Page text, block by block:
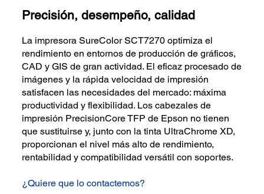
Precisión, desempeño, calidad
La impresora SureColor SCT7270 optimiza el
rendimiento en entornos de producción de gráficos,
CAD y GIS de gran actividad. El eficaz procesado de
imágenes y la rápida velocidad de impresión
satisfacen las necesidades del mercado: máxima
productividad y flexibilidad. Los cabezales de
impresión PrecisionCore TFP de Epson no tienen
que sustituirse y, junto con la tinta UltraChrome XD,
proporcionan el nivel más alto de rendimiento,
rentabilidad y compatibilidad versátil con soportes.
¿Quiere que lo contactemos?